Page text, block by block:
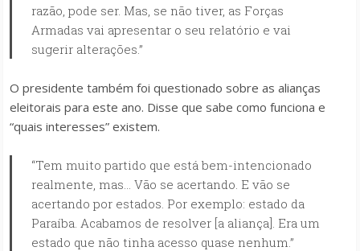
razão, pode ser. Mas, se não tiver, as Forças
Armadas vai apresentar o seu relatório e vai
sugerir alterações.”
O presidente também foi questionado sobre as alianças
eleitorais para este ano. Disse que sabe como funciona e
“quais interesses” existem.
“Tem muito partido que está bem-intencionado
realmente, mas… Vão se acertando. E vão se
acertando por estados. Por exemplo: estado da
Paraíba. Acabamos de resolver [a aliança]. Era um
estado que não tinha acesso quase nenhum.”